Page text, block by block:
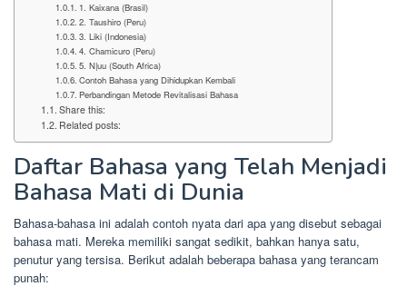
1. Kaixana (Brasil)
2. Taushiro (Peru)
3. Liki (Indonesia)
4. Chamicuro (Peru)
5. N|uu (South Africa)
Contoh Bahasa yang Dihidupkan Kembali
Perbandingan Metode Revitalisasi Bahasa
Share this:
Related posts:
Daftar Bahasa yang Telah Menjadi
Bahasa Mati di Dunia
Bahasa-bahasa ini adalah contoh nyata dari apa yang disebut sebagai
bahasa mati. Mereka memiliki sangat sedikit, bahkan hanya satu,
penutur yang tersisa. Berikut adalah beberapa bahasa yang terancam
punah: